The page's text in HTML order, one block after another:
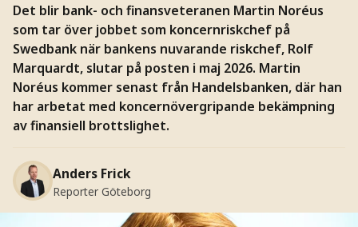
Det blir bank- och finansveteranen Martin Noréus
som tar över jobbet som koncernriskchef på
Swedbank när bankens nuvarande riskchef, Rolf
Marquardt, slutar på posten i maj 2026. Martin
Noréus kommer senast från Handelsbanken, där han
har arbetat med koncernövergripande bekämpning
av finansiell brottslighet.
Anders Frick
Reporter Göteborg